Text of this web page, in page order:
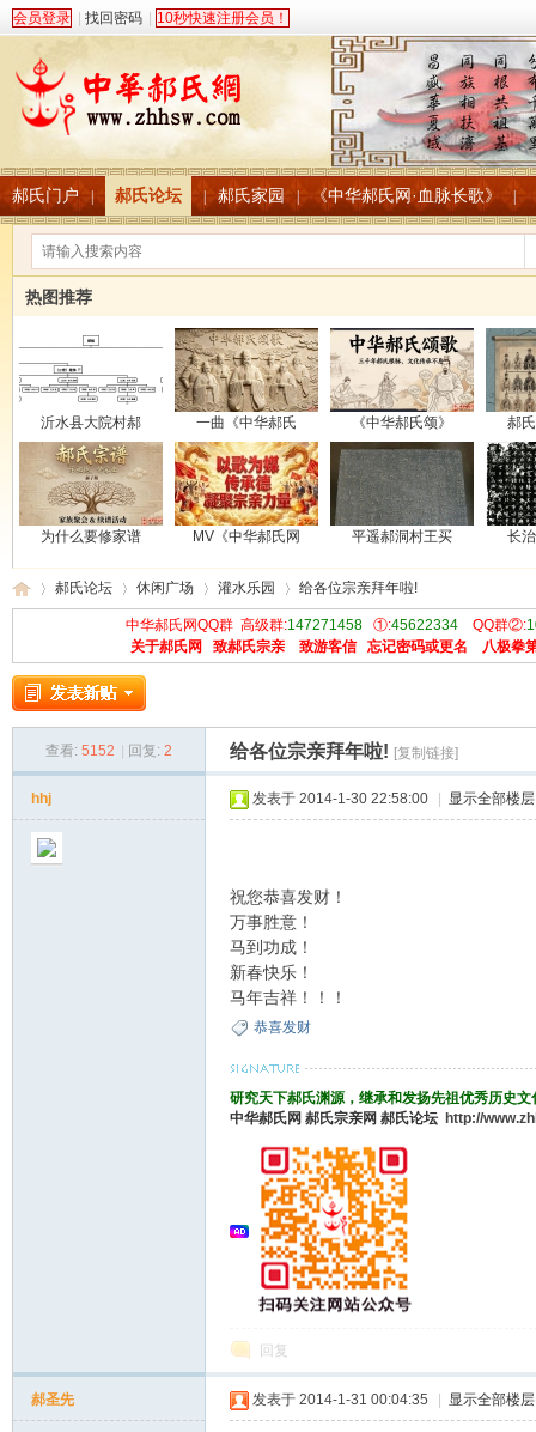
会员登录 找回密码 10秒快速注册会员！
郝氏门户 | 郝氏论坛 郝氏家园 《中华郝氏网·血脉长歌》
热图推荐
沂水县大院村郝 一曲《中华郝氏 《中华郝氏颂》 郝
为什么要修家谱 MV《中华郝氏网 平遥郝洞村王买 长
中 »
郝氏论坛
›
休闲广场 灌水乐园 给各位宗亲拜年啦!
中华郝氏网QQ群 高级群:147271458①:45622334QQ群②:
关于郝氏网
致郝氏宗亲 致游客信 忘记密码或更名 八极拳
查看: 5152 回复: 2 给各位宗亲拜年啦! [复制链接]
hhj 发表于 2014-1-30 22:58:00 显示全部楼层
祝您恭喜发财！
万事胜意！
马到功成！
新春快乐！
马年吉祥！！！
恭喜发财
研究天下郝氏渊源，继承和发扬先祖优秀历史
中华郝氏网 郝氏宗亲网 郝氏论坛 http://
回复
郝圣先 发表于 2014-1-31 00:04:35 显示全部楼层